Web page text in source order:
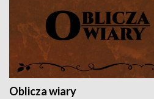
Oblicza wiary